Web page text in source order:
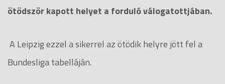
ötödször kapott helyet a forduló válogatottjában.
A Leipzig ezzel a sikerrel az ötödik helyre jött fel a
Bundesliga tabelláján.